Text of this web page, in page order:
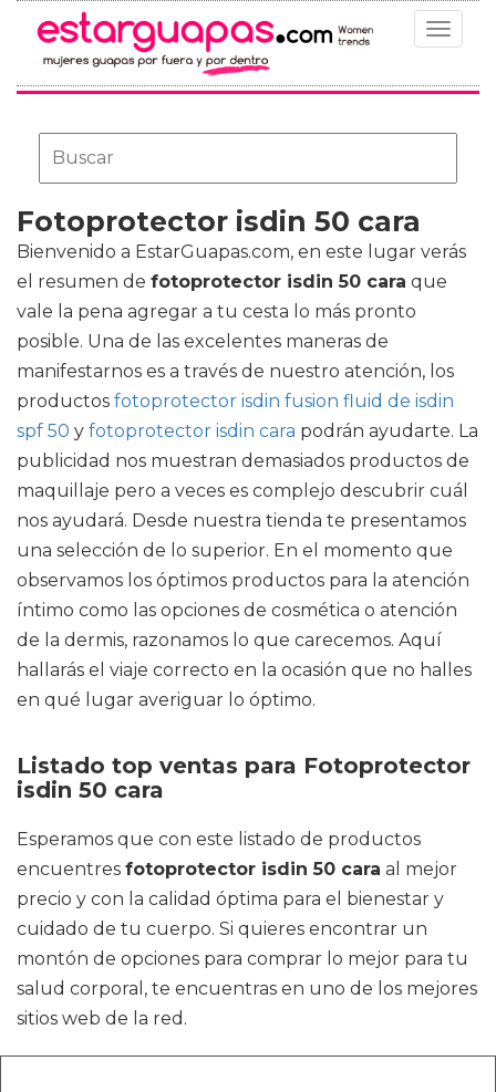
Toggle
Fotoprotector isdin 50 cara
Bienvenido a EstarGuapas.com, en este lugar verás
el resumen de fotoprotector isdin 50 cara que
vale la pena agregar a tu cesta lo más pronto
posible. Una de las excelentes maneras de
manifestarnos es a través de nuestro atención, los
productos fotoprotector isdin fusion fluid de isdin
spf 50 y fotoprotector isdin cara podrán ayudarte. La
publicidad nos muestran demasiados productos de
maquillaje pero a veces es complejo descubrir cuál
nos ayudará. Desde nuestra tienda te presentamos
una selección de lo superior. En el momento que
observamos los óptimos productos para la atención
íntimo como las opciones de cosmética o atención
de la dermis, razonamos lo que carecemos. Aquí
hallarás el viaje correcto en la ocasión que no halles
en qué lugar averiguar lo óptimo.
Listado top ventas para Fotoprotector
isdin 50 cara
Esperamos que con este listado de productos
encuentres fotoprotector isdin 50 cara al mejor
precio y con la calidad óptima para el bienestar y
cuidado de tu cuerpo. Si quieres encontrar un
montón de opciones para comprar lo mejor para tu
salud corporal, te encuentras en uno de los mejores
sitios web de la red.